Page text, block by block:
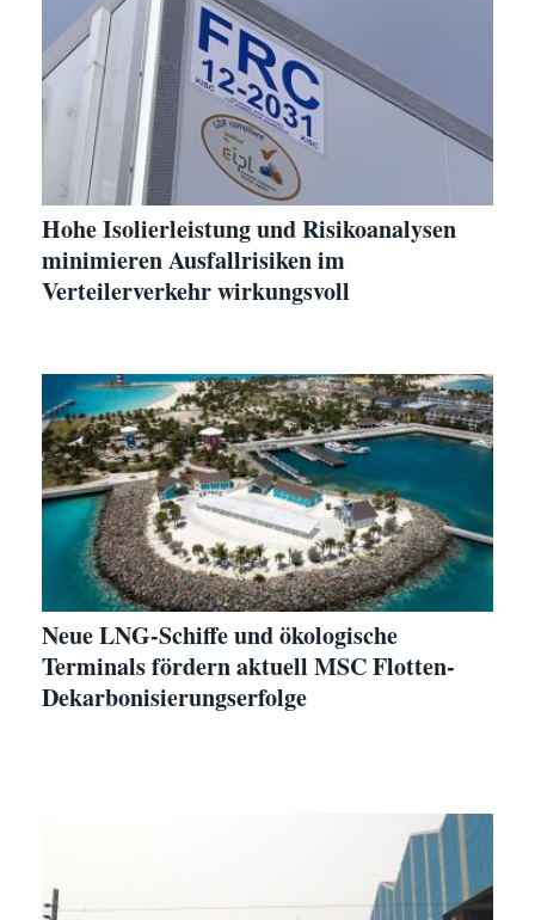
Hohe Isolierleistung und Risikoanalysen
minimieren Ausfallrisiken im
Verteilerverkehr wirkungsvoll
Neue LNG-Schiffe und ökologische
Terminals fördern aktuell MSC Flotten-
Dekarbonisierungserfolge